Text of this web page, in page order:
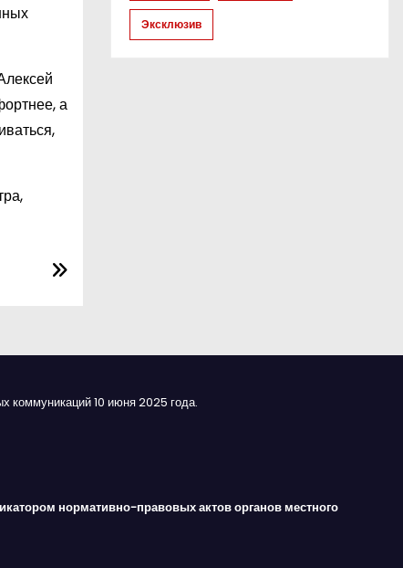
а
Эксклюзив
коммуникаций 10 июня 2025 года.
нормативно-правовых актов органов местного